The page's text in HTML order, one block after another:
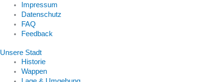
Impressum
Datenschutz
FAQ
Feedback
Unsere Stadt
Historie
Wappen